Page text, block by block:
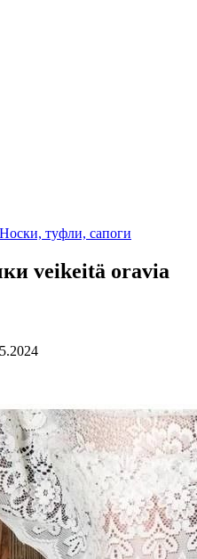
Носки, туфли, сапоги
veikeitä oravia